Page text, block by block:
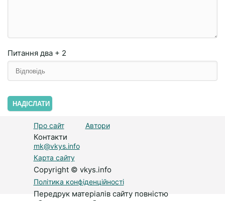
Питання два + 2
НАДІСЛАТИ
Про сайт Автори
Контакти
mk@vkys.info
Карта сайту
Copyright © vkys.info
Політика конфіденційності
Передрук матеріалів сайту повністю